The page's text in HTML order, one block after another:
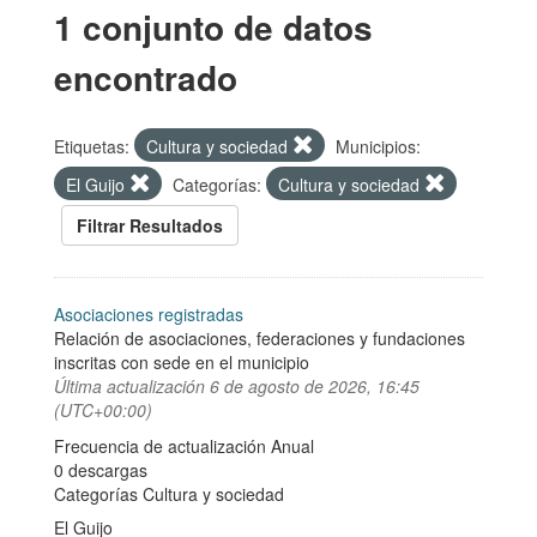
1 conjunto de datos
encontrado
Etiquetas: Cultura y sociedad
Municipios:
El Guijo
Categorías:
Cultura y sociedad
Filtrar Resultados
Asociaciones registradas
Relación de asociaciones, federaciones y fundaciones
inscritas con sede en el municipio
Última actualización 6 de agosto de 2026, 16:45
(UTC+00:00)
Frecuencia de actualización Anual
0 descargas
Categorías Cultura y sociedad
El Guijo